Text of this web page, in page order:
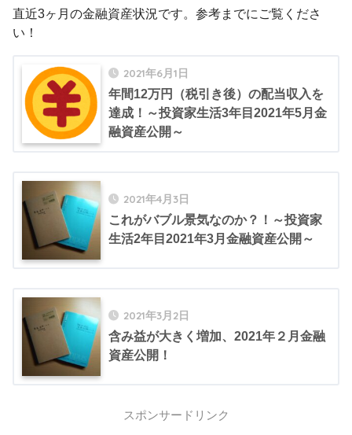
直近3ヶ月の金融資産状況です。参考までにご覧くださ
い！
2021年6月1日
年間12万円（税引き後）の配当収入を
達成！～投資家生活3年目2021年5月金
融資産公開～
2021年4月3日
これがバブル景気なのか？！～投資家
生活2年目2021年3月金融資産公開～
2021年3月2日
含み益が大きく増加、2021年２月金融
資産公開！
スポンサードリンク